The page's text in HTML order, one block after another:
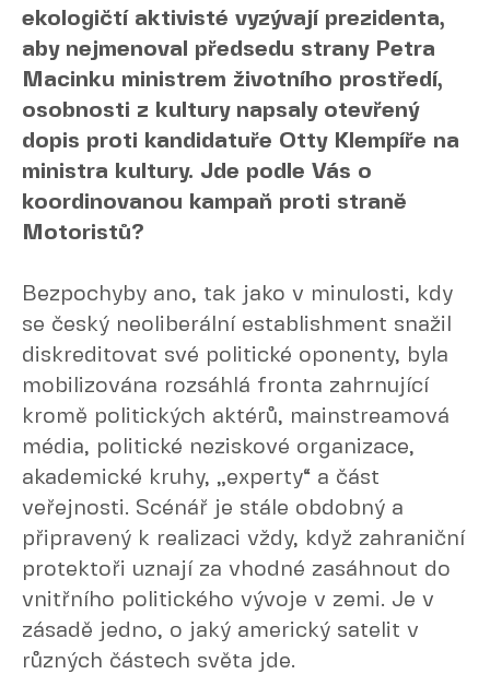
ekologičtí aktivisté vyzývají prezidenta,
aby nejmenoval předsedu strany Petra
Macinku ministrem životního prostředí,
osobnosti z kultury napsaly otevřený
dopis proti kandidatuře Otty Klempíře na
ministra kultury. Jde podle Vás o
koordinovanou kampaň proti straně
Motoristů?
Bezpochyby ano, tak jako v minulosti, kdy
se český neoliberální establishment snažil
diskreditovat své politické oponenty, byla
mobilizována rozsáhlá fronta zahrnující
kromě politických aktérů, mainstreamová
média, politické neziskové organizace,
akademické kruhy, „experty“ a část
veřejnosti. Scénář je stále obdobný a
připravený k realizaci vždy, když zahraniční
protektoři uznají za vhodné zasáhnout do
vnitřního politického vývoje v zemi. Je v
zásadě jedno, o jaký americký satelit v
různých částech světa jde.